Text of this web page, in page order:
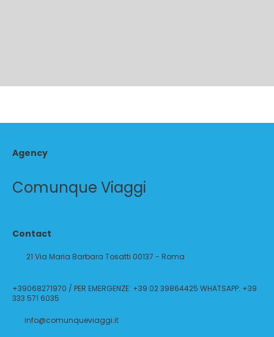
Agency
Comunque Viaggi
Contact
21 Via Maria Barbara Tosatti 00137 - Roma
+39068271970 / PER EMERGENZE: +39 02 39864425 WHATSAPP: +39
333 571 6035
info@comunqueviaggi.it